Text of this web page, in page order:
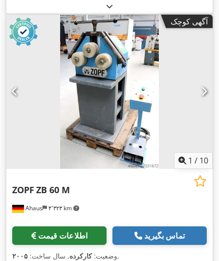
آگهی کوچک
1 / 10
Ahaus ۴٬۳۲۳ km
ZOPF ZB 60 M
اطلاعات قیمت تماس بگیرید
وضعیت:کارکرده, سال ساخت: ۲۰۰۵ ,